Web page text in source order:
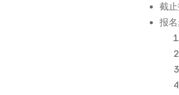
截
报名